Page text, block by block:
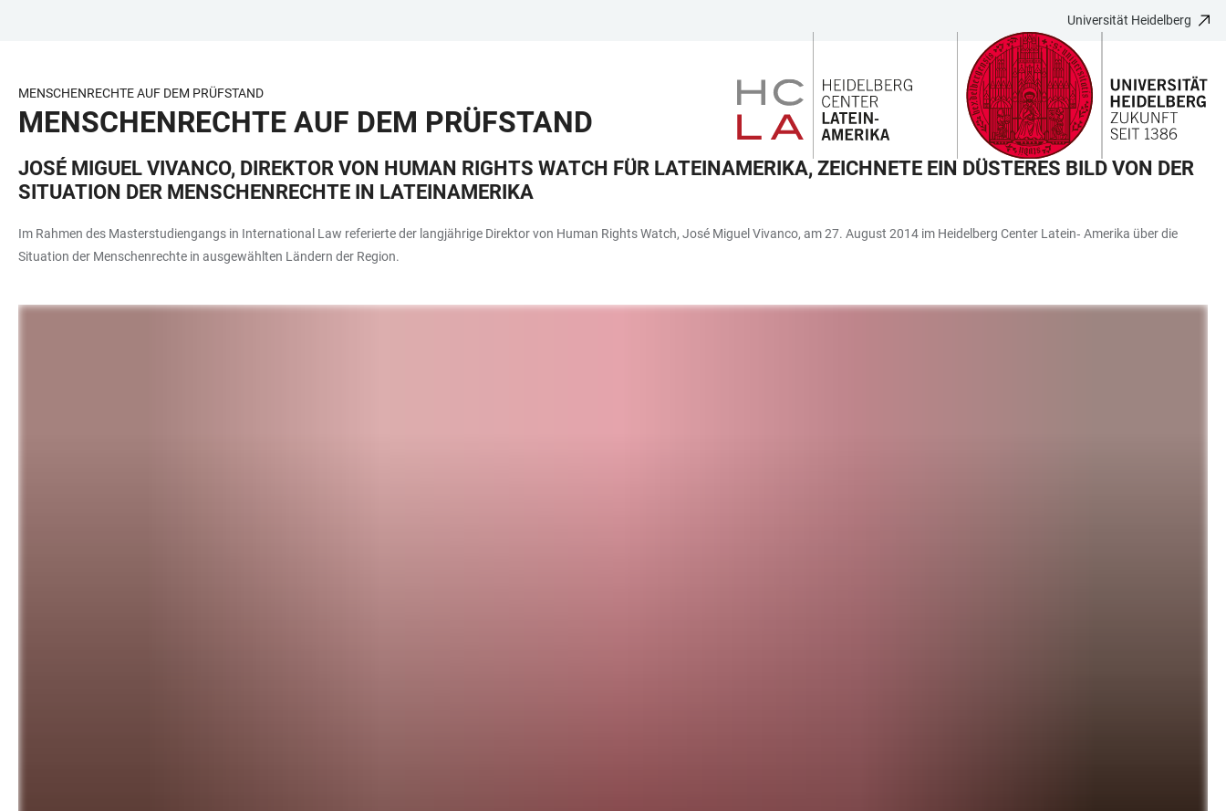
BARRIEREFREIHEIT
Universität Heidelberg
MENSCHENRECHTE AUF DEM PRÜFSTAND
MENSCHENRECHTE AUF DEM PRÜFSTAND
JOSÉ MIGUEL VIVANCO, DIREKTOR VON HUMAN RIGHTS WATCH FÜR LATEINAMERIKA, ZEICHNETE EIN DÜSTERES BILD VON DER
SITUATION DER MENSCHENRECHTE IN LATEINAMERIKA
Im Rahmen des Masterstudiengangs in International Law referierte der langjährige Direktor von Human Rights Watch, José Miguel Vivanco, am 27. August 2014 im Heidelberg Center Latein‐ Amerika über die
Situation der Menschenrechte in ausgewählten Ländern der Region.